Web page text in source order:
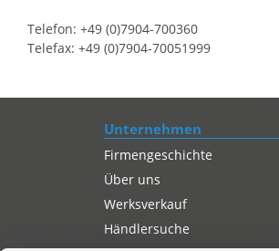
Telefon: +49 (0)7904-700360
Telefax: +49 (0)7904-70051999
Unternehmen
Firmengeschichte
Über uns
Werksverkauf
Händlersuche